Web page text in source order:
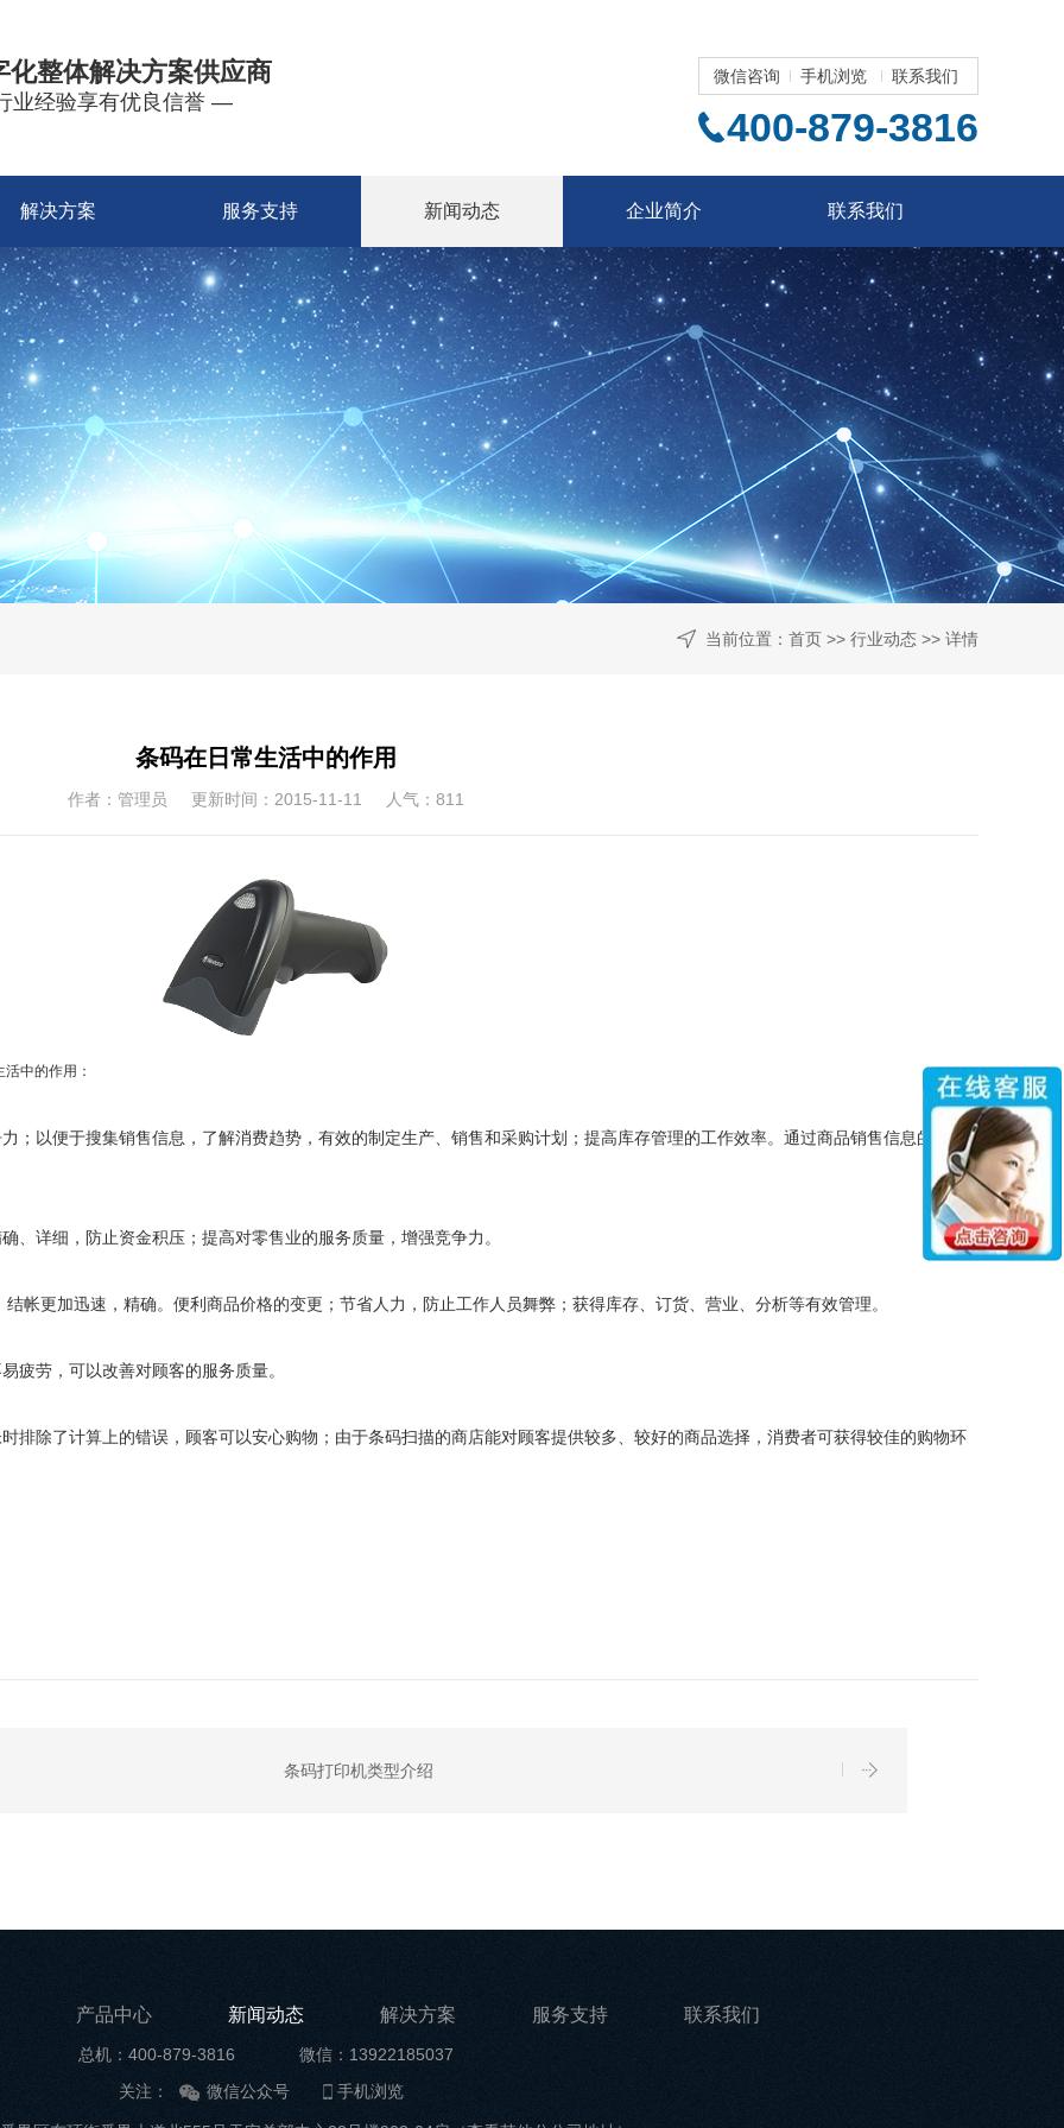
化整体解决方案供应商
业经验享有优良信誉 —
微信咨询 手机浏览 联系我们
400-879-3816
解决方案 服务支持 新闻动态 企业简介 联系我们
当前位置： 首页 >> 行业动态 >> 详情
条码在日常生活中的作用
作者：管理员 更新时间：2015-11-11 人气： 811
中的作用：
便于搜集销售信息，了解消费趋势，有效的制定生产、销售和采购计划；提高库存管理的工作效率。通过商品销售信息的搜集
细，防止资金积压；提高对零售业的服务质量，增强竞争力。
更加迅速，精确。便利商品价格的变更；节省人力，防止工作人员舞弊；获得库存、订货、营业、分析等有效管理。
劳，可以改善对顾客的服务质量。
了计算上的错误，顾客可以安心购物；由于条码扫描的商店能对顾客提供较多、较好的商品选择，消费者可获得较佳的购物环
条码打印机类型介绍
产品中心 新闻动态 解决方案 服务支持 联系我们
总机：400-879-3816
微信：13922185037
关注：
微信公众号 手机浏览